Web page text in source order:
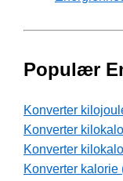
Populær
Konverter
Konverter
Konverter
Konverter kalorie